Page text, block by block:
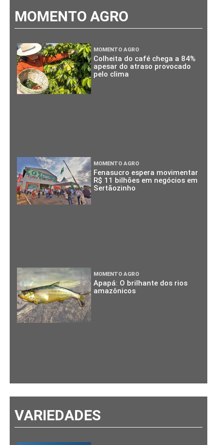
MOMENTO AGRO
MOMENTO AGRO
Colheita do café chega a 84%
apesar do atraso provocado
pelo clima
MOMENTO AGRO
Fenasucro espera movimentar
R$ 11 bilhões em negócios em
Sertãozinho
MOMENTO AGRO
Apapá: O brilhante dos rios
amazônicos
VARIEDADES